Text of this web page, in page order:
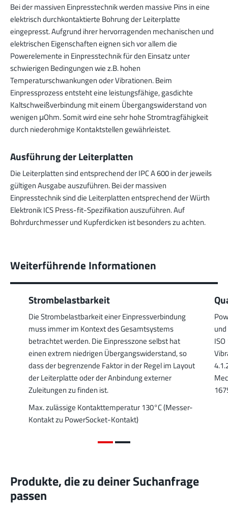
Bei der massiven Einpresstechnik werden massive Pins in eine
elektrisch durchkontaktierte Bohrung der Leiterplatte
eingepresst. Aufgrund ihrer hervorragenden mechanischen und
elektrischen Eigenschaften eignen sich vor allem die
Powerelemente in Einpresstechnik für den Einsatz unter
schwierigen Bedingungen wie z.B. hohen
Temperaturschwankungen oder Vibrationen. Beim
Einpressprozess entsteht eine leistungsfähige, gasdichte
Kaltschweißverbindung mit einem Übergangswiderstand von
wenigen μOhm. Somit wird eine sehr hohe Stromtragfähigkeit
durch niederohmige Kontaktstellen gewährleistet.
Ausführung der Leiterplatten
Die Leiterplatten sind entsprechend der IPC A 600 in der jeweils
gültigen Ausgabe auszuführen. Bei der massiven
Einpresstechnik sind die Leiterplatten entsprechend der Würth
Elektronik ICS Press-fit-Spezifikation auszuführen. Auf
Bohrdurchmesser und Kupferdicken ist besonders zu achten.
Weiterführende Informationen
Strombelastbarkeit
Die Strombelastbarkeit einer Einpressverbindung
muss immer im Kontext des Gesamtsystems
betrachtet werden. Die Einpresszone selbst hat
einen extrem niedrigen Übergangswiderstand, so
dass der begrenzende Faktor in der Regel im Layout
der Leiterplatte oder der Anbindung externer
Zuleitungen zu finden ist.
Max. zulässige Kontakttemperatur 130°C (Messer-
Kontakt zu PowerSocket-Kontakt)
Produkte, die zu deiner Suchanfrage
passen